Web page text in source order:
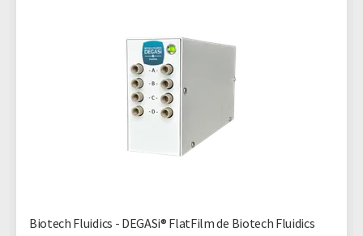
Biotech Fluidics - DEGASi® FlatFilm de Biotech Fluidics